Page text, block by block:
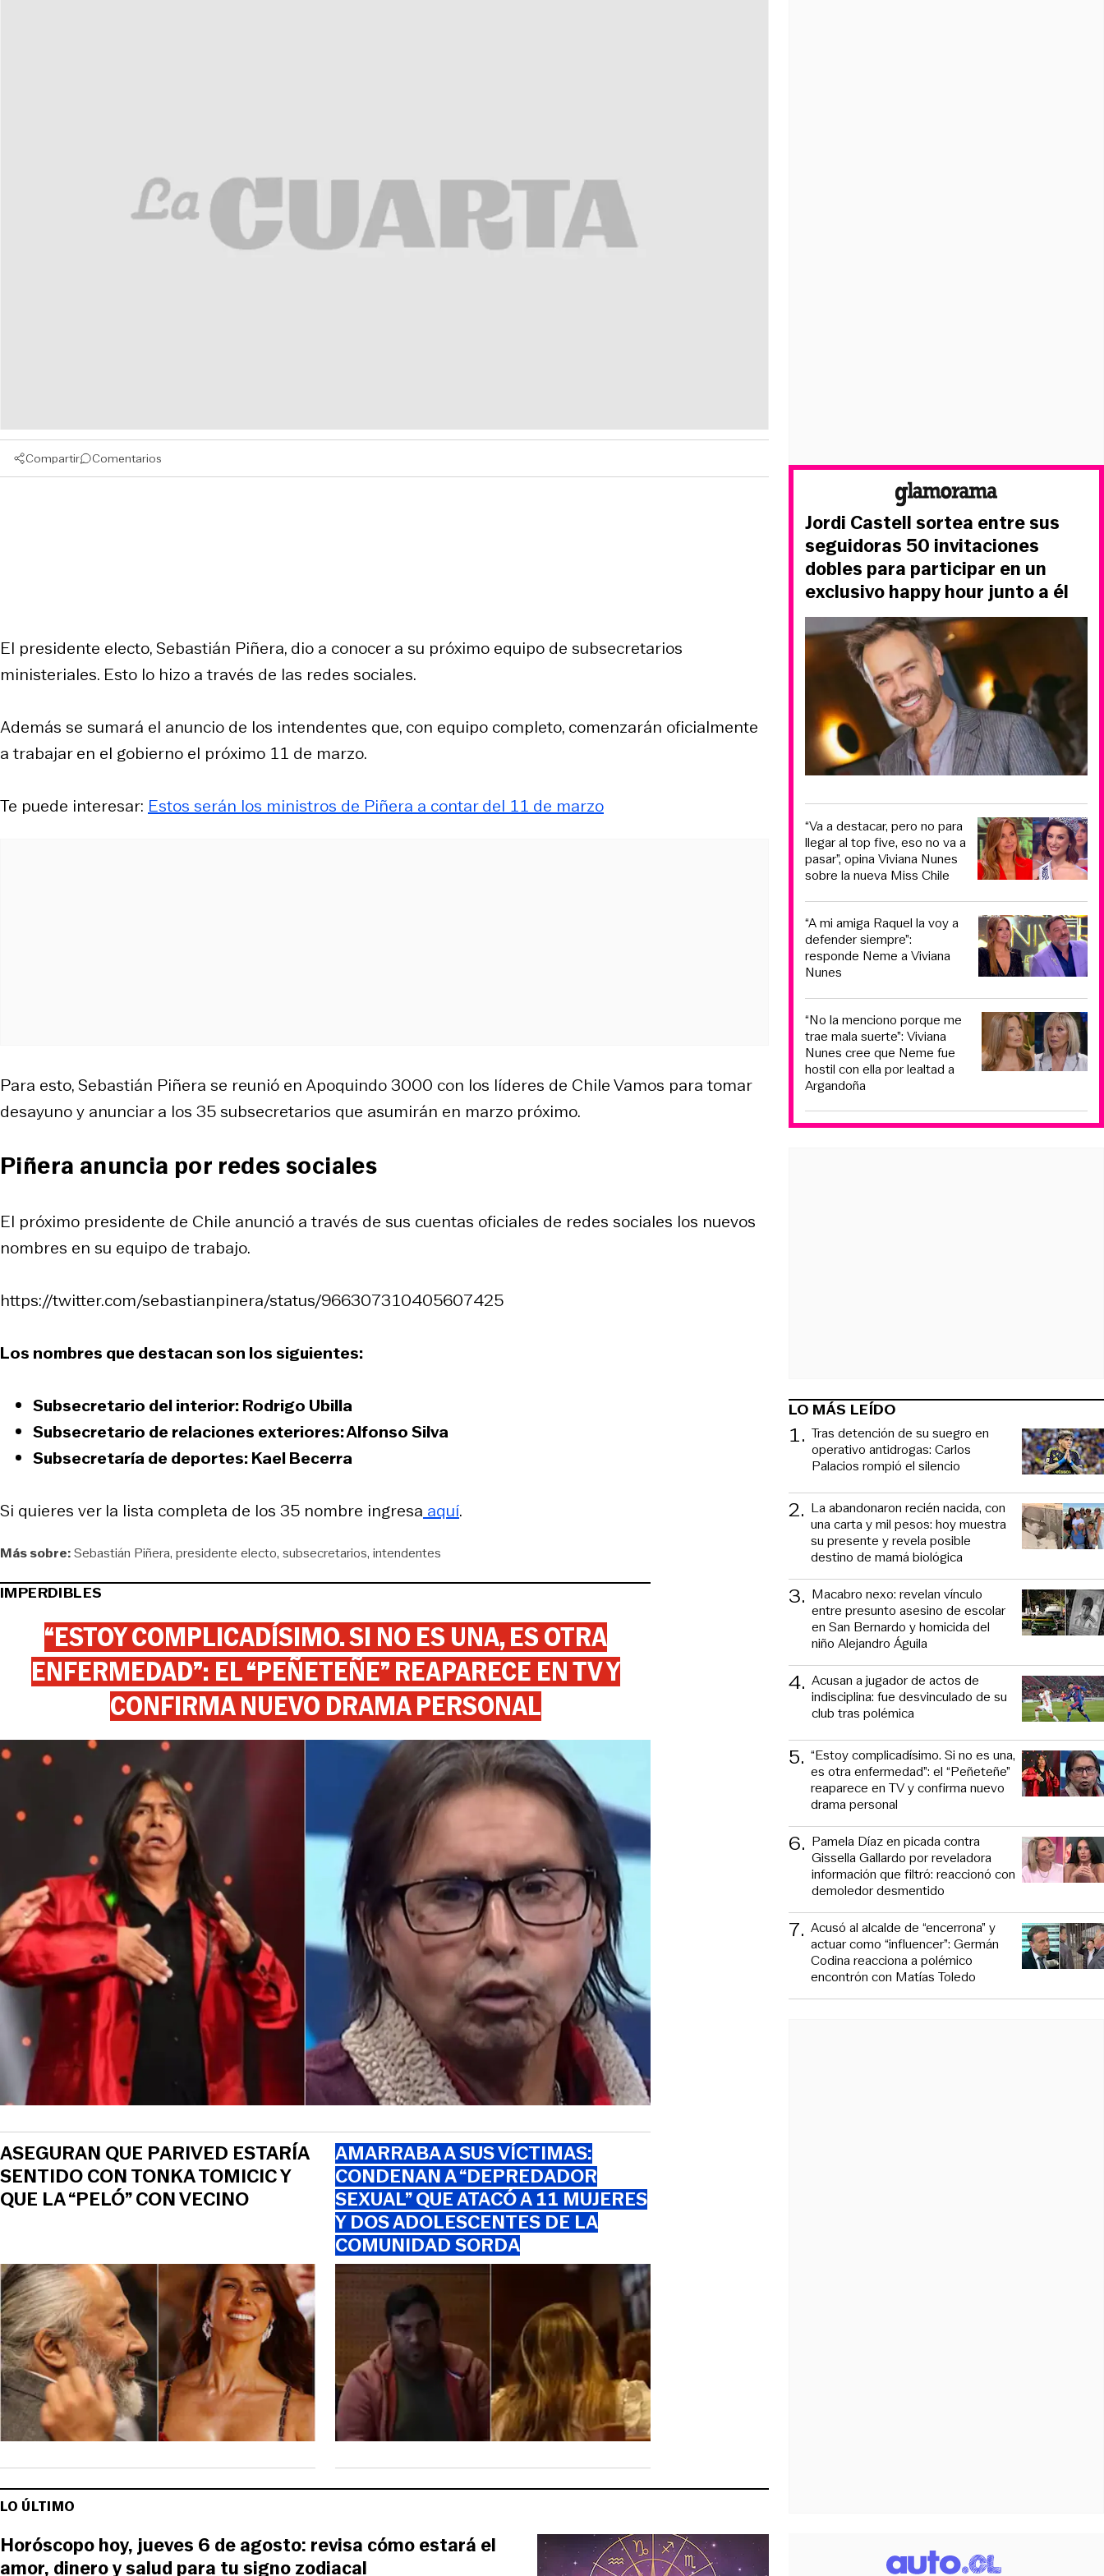
Compartir Comentarios
El presidente electo, Sebastián Piñera, dio a conocer a su próximo equipo de subsecretarios
ministeriales. Esto lo hizo a través de las redes sociales.
Además se sumará el anuncio de los intendentes que, con equipo completo, comenzarán oficialmente
a trabajar en el gobierno el próximo 11 de marzo.
Te puede interesar: Estos serán los ministros de Piñera a contar del 11 de marzo
Para esto, Sebastián Piñera se reunió en Apoquindo 3000 con los líderes de Chile Vamos para tomar
desayuno y anunciar a los 35 subsecretarios que asumirán en marzo próximo.
Piñera anuncia por redes sociales
El próximo presidente de Chile anunció a través de sus cuentas oficiales de redes sociales los nuevos
nombres en su equipo de trabajo.
https://twitter.com/sebastianpinera/status/966307310405607425
Los nombres que destacan son los siguientes:
Subsecretario del interior: Rodrigo Ubilla
Subsecretario de relaciones exteriores: Alfonso Silva
Subsecretaría de deportes: Kael Becerra
Si quieres ver la lista completa de los 35 nombre ingresa aquí.
Más sobre:Sebastián Piñera presidente electo subsecretarios intendentes
IMPERDIBLES
“ESTOY COMPLICADÍSIMO. SI NO ES UNA, ES OTRA
ENFERMEDAD”: EL “PEÑETEÑE” REAPARECE EN TV Y
CONFIRMA NUEVO DRAMA PERSONAL
ASEGURAN QUE PARIVED ESTARÍA
SENTIDO CON TONKA TOMICIC Y
QUE LA “PELÓ” CON VECINO
AMARRABA A SUS VÍCTIMAS:
CONDENAN A “DEPREDADOR
SEXUAL” QUE ATACÓ A 11 MUJERES
Y DOS ADOLESCENTES DE LA
COMUNIDAD SORDA
LO ÚLTIMO
Horóscopo hoy, jueves 6 de agosto: revisa cómo estará el
amor, dinero y salud para tu signo zodiacal
Jordi Castell sortea entre sus
seguidoras 50 invitaciones
dobles para participar en un
exclusivo happy hour junto a él
“Va a destacar, pero no para
llegar al top five, eso no va a
pasar”, opina Viviana Nunes
sobre la nueva Miss Chile
“A mi amiga Raquel la voy a
defender siempre”:
responde Neme a Viviana
Nunes
“No la menciono porque me
trae mala suerte”: Viviana
Nunes cree que Neme fue
hostil con ella por lealtad a
Argandoña
LO MÁS LEÍDO
1. Tras detención de su suegro en
operativo antidrogas: Carlos
Palacios rompió el silencio
2. La abandonaron recién nacida, con
una carta y mil pesos: hoy muestra
su presente y revela posible
destino de mamá biológica
3. Macabro nexo: revelan vínculo
entre presunto asesino de escolar
en San Bernardo y homicida del
niño Alejandro Águila
4. Acusan a jugador de actos de
indisciplina: fue desvinculado de su
club tras polémica
5. “Estoy complicadísimo. Si no es una,
es otra enfermedad”: el “Peñeteñe”
reaparece en TV y confirma nuevo
drama personal
6. Pamela Díaz en picada contra
Gissella Gallardo por reveladora
información que filtró: reaccionó con
demoledor desmentido
7. Acusó al alcalde de “encerrona” y
actuar como “influencer”: Germán
Codina reacciona a polémico
encontrón con Matías Toledo